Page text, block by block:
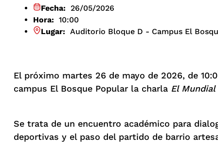
Fecha: 26/05/2026
Hora: 10:00
Lugar: Auditorio Bloque D - Campus El
El próximo martes 26 de mayo de 2026, de
campus El Bosque Popular la charla El
Se trata de un encuentro académico para
deportivas y el paso del partido de barrio